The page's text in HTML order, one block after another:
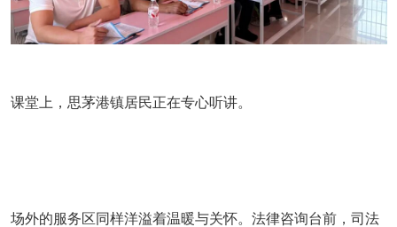
课堂上，思茅港镇居民正在专心听讲。
场外的服务区同样洋溢着温暖与关怀。法律咨询台前，司法